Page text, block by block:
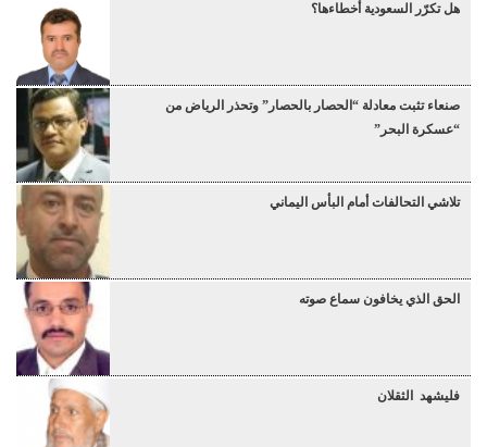
هل تكرّر السعودية أخطاءها؟
صنعاء تثبت معادلة “الحصار بالحصار” وتحذر الرياض من
“عسكرة البحر”
تلاشي التحالفات أمام البأس اليماني
الحق الذي يخافون سماع صوته
فليشهد الثقلان